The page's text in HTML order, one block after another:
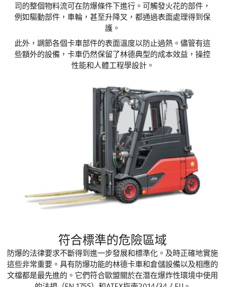
司的整個物料流可在防爆條件下進行。可觸發火花的部件，
例如驅動部件，車輪，甚至升降叉，都通過表面處理得到保
護。
此外，調節各個卡車部件的表面溫度以防止過熱。儘管有這
些額外的設備，卡車仍然保留了林德典型的成本效益，操控
性能和人體工程學設計。
符合標準的危險區域
防爆的法律要求不斷得到進一步發展和標準化。及時正確地實施
這些非常重要。具有防爆功能的林德卡車和倉儲設備以及相應的
文檔都是最先進的。它們符合歐盟關於在潛在爆炸性環境中使用